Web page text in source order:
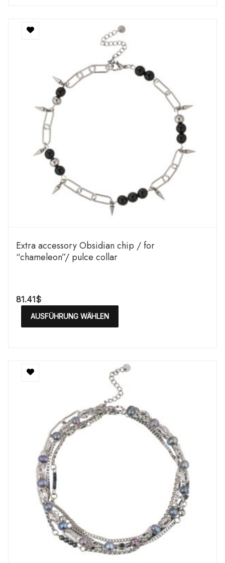
Extra accessory Obsidian chip / for
“chameleon”/ pulce collar
81.41$
AUSFÜHRUNG WÄHLEN